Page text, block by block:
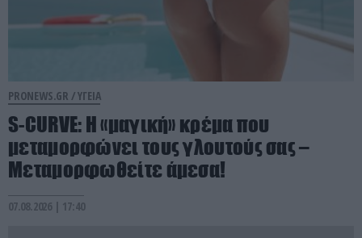
PRONEWS.GR /ΥΓΕΙΑ
S-CURVE: Η «μαγική» κρέμα που
μεταμορφώνει τους γλουτούς σας –
Μεταμορφωθείτε άμεσα!
07.08.2026 | 17:40